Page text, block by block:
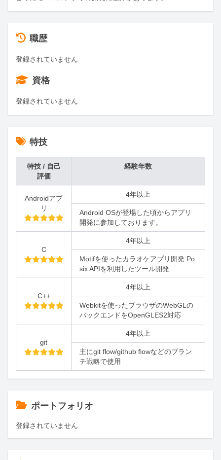
職歴
登録されていません
資格
登録されていません
特技
特技 / 自己
評価
経験年数
Androidアプ
リ
4年以上
Android OSが登場した頃からアプリ
開発に参加しております。
C
4年以上
Motifを使ったカラオケアプリ開発 Po
six APIを利用したツール開発
C++
4年以上
Webkitを使ったブラウザのWebGLの
バックエンドをOpenGLES2対応
git
4年以上
主にgit flow/github flowなどのブラン
チ戦略で使用
ポートフォリオ
登録されていません